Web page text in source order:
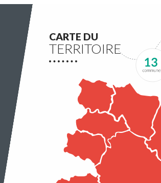
CARTE DU
TERRITOIRE